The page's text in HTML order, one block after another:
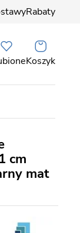
Rabaty
Koszyk
cm
mat